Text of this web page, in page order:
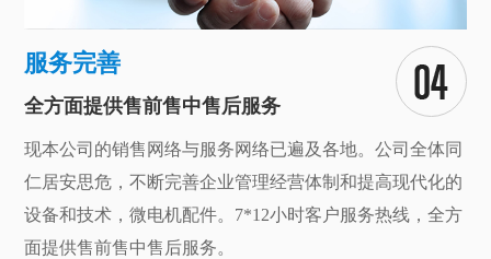
服务完善
全方面提供售前售中售后服务
现本公司的销售网络与服务网络已遍及各地。公司全体同
仁居安思危，不断完善企业管理经营体制和提高现代化的
设备和技术，微电机配件。7*12小时客户服务热线，全方
面提供售前售中售后服务。